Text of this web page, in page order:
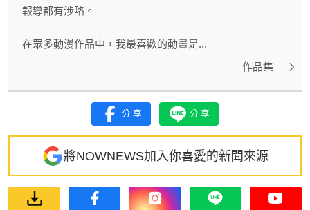
報導都有涉略。
在眾多動漫作品中，我最喜歡的動畫是...
作品集
分享 分享
將NOWNEWS加入你喜愛的新聞來源